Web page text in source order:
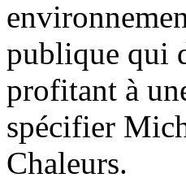
publique qui
profitant à
spécifier
Chaleurs.